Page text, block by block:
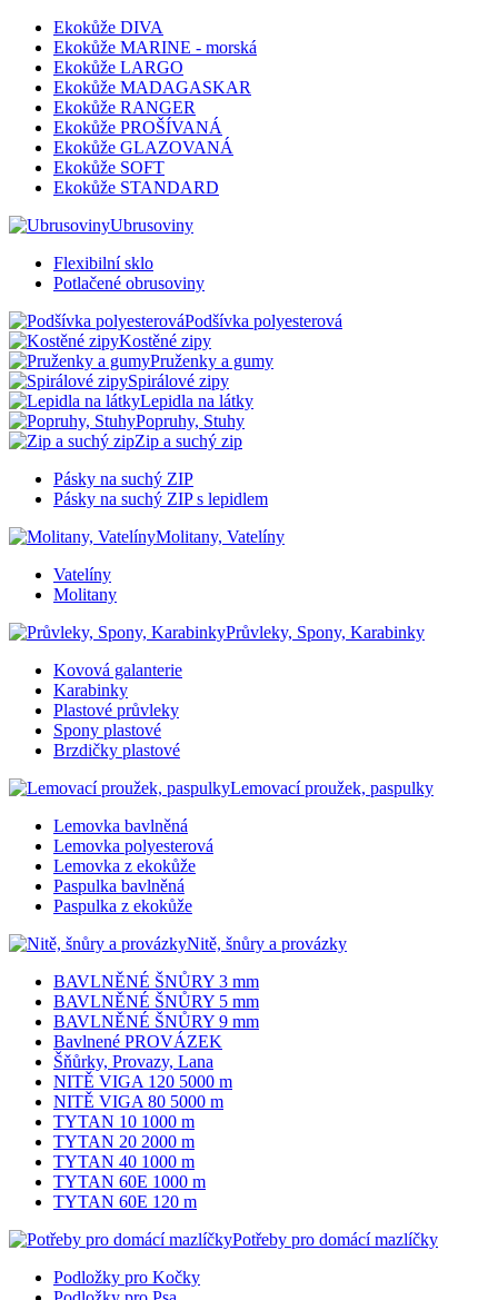
Ekokůže DIVA
Ekokůže MARINE - morská
Ekokůže LARGO
Ekokůže MADAGASKAR
Ekokůže RANGER
Ekokůže PROŠÍVANÁ
Ekokůže GLAZOVANÁ
Ekokůže SOFT
Ekokůže STANDARD
Ubrusoviny
Flexibilní sklo
Potlačené obrusoviny
Podšívka polyesterová
Kostěné zipy
Pruženky a gumy
Spirálové zipy
Lepidla na látky
Popruhy, Stuhy
Zip a suchý zip
Pásky na suchý ZIP
Pásky na suchý ZIP s lepidlem
Molitany, Vatelíny
Vatelíny
Molitany
Průvleky, Spony, Karabinky
Kovová galanterie
Karabinky
Plastové průvleky
Spony plastové
Brzdičky plastové
Lemovací proužek, paspulky
Lemovka bavlněná
Lemovka polyesterová
Lemovka z ekokůže
Paspulka bavlněná
Paspulka z ekokůže
Nitě, šnůry a provázky
BAVLNĚNÉ ŠNŮRY 3 mm
BAVLNĚNÉ ŠNŮRY 5 mm
BAVLNĚNÉ ŠNŮRY 9 mm
Bavlnené PROVÁZEK
Šňůrky, Provazy, Lana
NITĚ VIGA 120 5000 m
NITĚ VIGA 80 5000 m
TYTAN 10 1000 m
TYTAN 20 2000 m
TYTAN 40 1000 m
TYTAN 60E 1000 m
TYTAN 60E 120 m
Potřeby pro domácí mazlíčky
Podložky pro Kočky